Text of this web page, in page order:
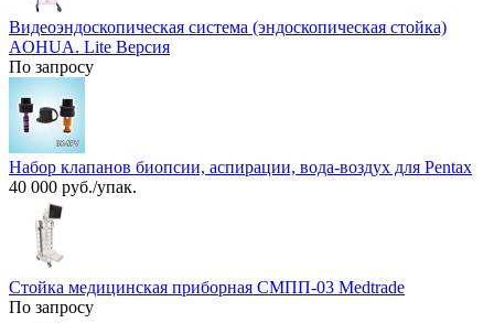
Видеоэндоскопическая система (эндоскопическая стойка)
AOHUA. Lite Версия
По запросу
Набор клапанов биопсии, аспирации, вода-воздух для Pentax
40 000 руб./упак.
Стойка медицинская приборная СМПП-03 Medtrade
По запросу